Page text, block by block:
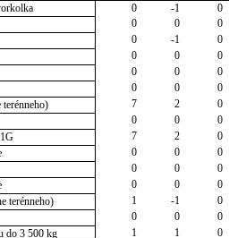
0 -1
0
0 0
0
0 -1
0
0 0
0
0 0
0
0 0
0
7 2
0
0 0
0
7 2
0
0 0
0
0 0
0
0 0
0
terénneho)
1 -1
0
0 0
0
do 3 500 kg
1 1
0